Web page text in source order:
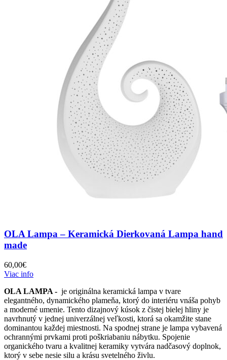
OLA Lampa – Keramická Dierkovaná Lampa hand
made
60,00€
Viac info
OLA LAMPA - je originálna keramická lampa v tvare
elegantného, dynamického plameňa, ktorý do interiéru vnáša pohyb
a moderné umenie. Tento dizajnový kúsok z čistej bielej hliny je
navrhnutý v jednej univerzálnej veľkosti, ktorá sa okamžite stane
dominantou každej miestnosti. Na spodnej strane je lampa vybavená
ochrannými prvkami proti poškriabaniu nábytku. Spojenie
organického tvaru a kvalitnej keramiky vytvára nadčasový doplnok,
ktorý v sebe nesie silu a krásu svetelného živlu.